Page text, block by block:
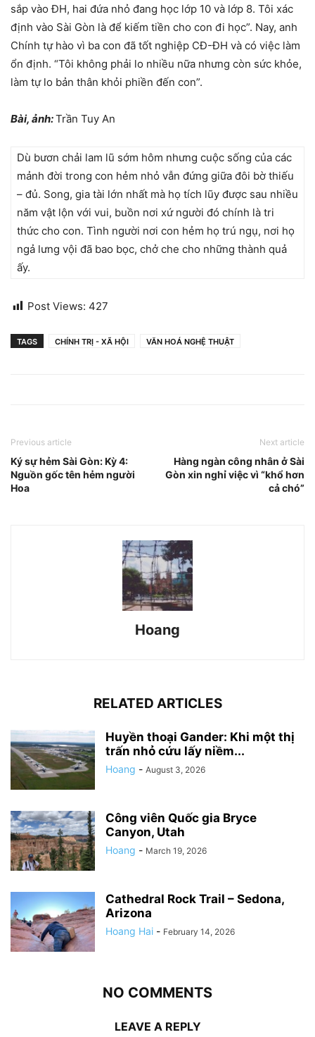
sắp vào ĐH, hai đứa nhỏ đang học lớp 10 và lớp 8. Tôi xác
định vào Sài Gòn là để kiếm tiền cho con đi học”. Nay, anh
Chính tự hào vì ba con đã tốt nghiệp CĐ-ĐH và có việc làm
ổn định. “Tôi không phải lo nhiều nữa nhưng còn sức khỏe,
làm tự lo bản thân khỏi phiền đến con”.
Bài, ảnh:Trần Tuy An
Dù bươn chải lam lũ sớm hôm nhưng cuộc sống của các
mảnh đời trong con hẻm nhỏ vẫn đứng giữa đôi bờ thiếu
– đủ. Song, gia tài lớn nhất mà họ tích lũy được sau nhiều
năm vật lộn với vui, buồn nơi xứ người đó chính là tri
thức cho con. Tình người nơi con hẻm họ trú ngụ, nơi họ
ngả lưng vội đã bao bọc, chở che cho những thành quả
ấy.
Post Views: 427
TAGS CHÍNH TRỊ - XÃ HỘI VĂN HOÁ NGHỆ THUẬT
Previous article
Ký sự hẻm Sài Gòn: Kỳ 4:
Nguồn gốc tên hẻm người
Hoa
Next article
Hàng ngàn công nhân ở Sài
Gòn xin nghỉ việc vì “khổ hơn
cả chó”
Hoang
RELATED ARTICLES
Huyền thoại Gander: Khi một thị
trấn nhỏ cứu lấy niềm...
Hoang - August 3, 2026
Công viên Quốc gia Bryce
Canyon, Utah
Hoang - March 19, 2026
Cathedral Rock Trail – Sedona,
Arizona
Hoang Hai - February 14, 2026
NO COMMENTS
LEAVE A REPLY